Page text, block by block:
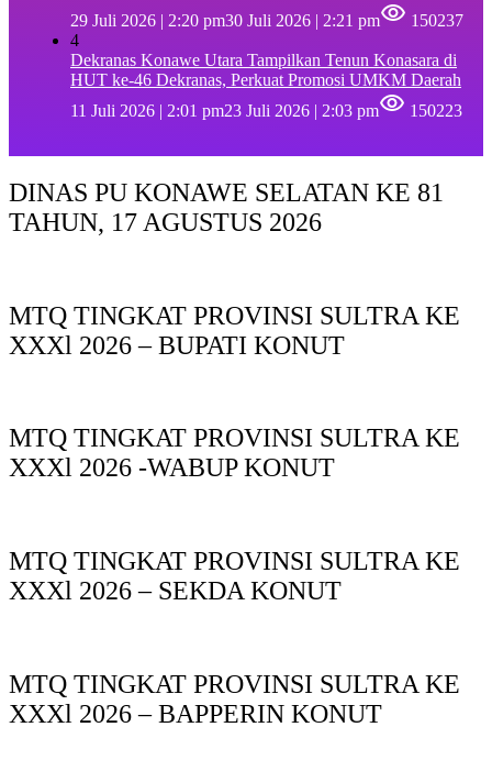
29 Juli 2026 | 2:20 pm30 Juli 2026 | 2:21 pm
150237
4
Dekranas Konawe Utara Tampilkan Tenun Konasara di
HUT ke-46 Dekranas, Perkuat Promosi UMKM Daerah
11 Juli 2026 | 2:01 pm23 Juli 2026 | 2:03 pm 150223
DINAS PU KONAWE SELATAN KE 81
TAHUN, 17 AGUSTUS 2026
MTQ TINGKAT PROVINSI SULTRA KE
XXXl 2026 – BUPATI KONUT
MTQ TINGKAT PROVINSI SULTRA KE
XXXl 2026 -WABUP KONUT
MTQ TINGKAT PROVINSI SULTRA KE
XXXl 2026 – SEKDA KONUT
MTQ TINGKAT PROVINSI SULTRA KE
XXXl 2026 – BAPPERIN KONUT